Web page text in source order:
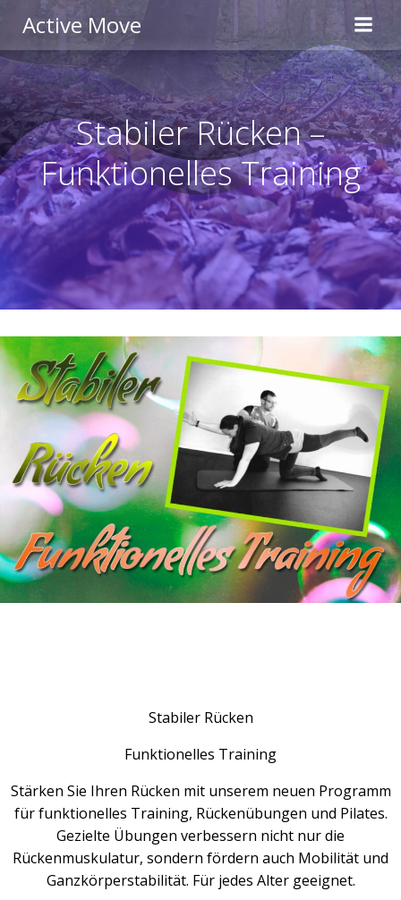
Inhalt
springen
Active Move
Stabiler Rücken –
Funktionelles Training
Stabiler Rücken
Funktionelles Training
Stärken Sie Ihren Rücken mit unserem neuen Programm
für funktionelles Training, Rückenübungen und Pilates.
Gezielte Übungen verbessern nicht nur die
Rückenmuskulatur, sondern fördern auch Mobilität und
Ganzkörperstabilität. Für jedes Alter geeignet.